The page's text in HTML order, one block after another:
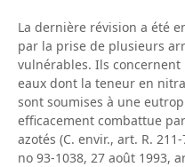
La dernière révision a été
par la prise de plusieurs
vulnérables. Ils
eaux dont la teneur en
sont soumises à une
efficacement combattue
azotés (C. envir., art. R.
no 93-1038, 27 août 1993,